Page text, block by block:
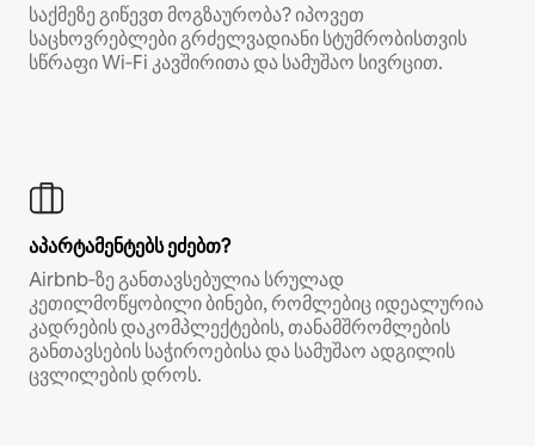
საქმეზე გიწევთ მოგზაურობა? იპოვეთ
საცხოვრებლები გრძელვადიანი სტუმრობისთვის
სწრაფი Wi‑Fi კავშირითა და სამუშაო სივრცით.
აპარტამენტებს ეძებთ?
Airbnb‑ზე განთავსებულია სრულად
კეთილმოწყობილი ბინები, რომლებიც იდეალურია
კადრების დაკომპლექტების, თანამშრომლების
განთავსების საჭიროებისა და სამუშაო ადგილის
ცვლილების დროს.